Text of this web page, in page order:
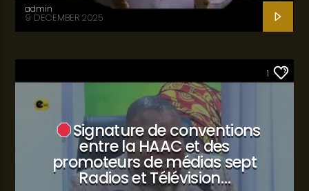
admin
9 DECEMBER 2025
1
Signature de conventions
entre la HAAC et des
promoteurs de médias sept
Radios et Télévision…